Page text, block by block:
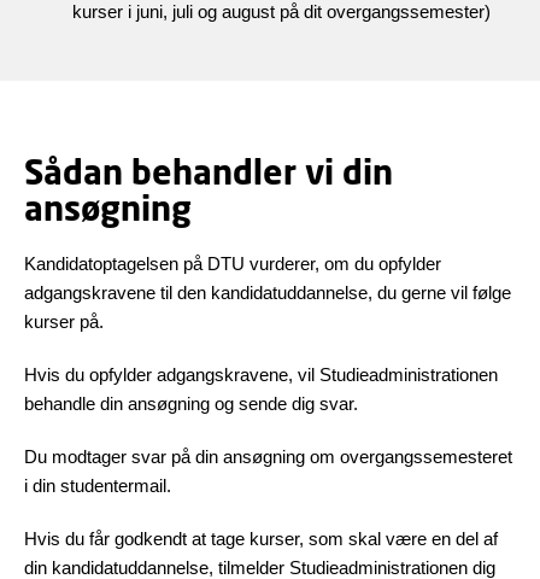
kurser i juni, juli og august på dit overgangssemester)
Sådan behandler vi din
ansøgning
Kandidatoptagelsen på DTU vurderer, om du opfylder
adgangskravene til den kandidatuddannelse, du gerne vil følge
kurser på.
Hvis du opfylder adgangskravene, vil Studieadministrationen
behandle din ansøgning og sende dig svar.
Du modtager svar på din ansøgning om overgangssemesteret
i din studentermail.
Hvis du får godkendt at tage kurser, som skal være en del af
din kandidatuddannelse, tilmelder Studieadministrationen dig